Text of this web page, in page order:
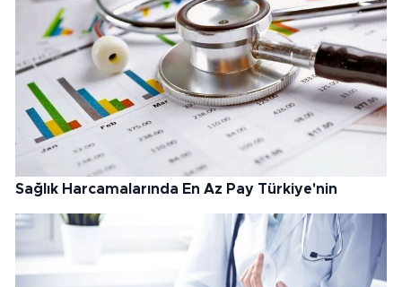
Sağlık Harcamalarında En Az Pay Türkiye'nin